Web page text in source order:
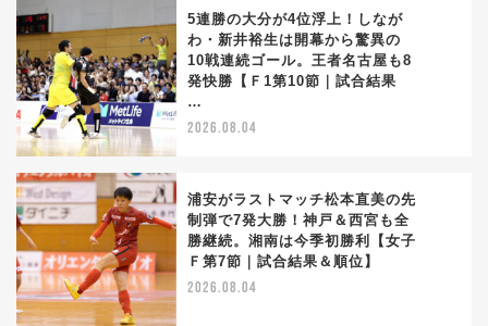
5連勝の大分が4位浮上！しなが
わ・新井裕生は開幕から驚異の
10戦連続ゴール。王者名古屋も8
発快勝【Ｆ1第10節｜試合結果
…
2026.08.04
浦安がラストマッチ松本直美の先
制弾で7発大勝！神戸＆西宮も全
勝継続。湘南は今季初勝利【女子
Ｆ第7節｜試合結果＆順位】
2026.08.04